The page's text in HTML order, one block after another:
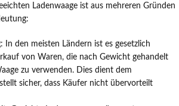
Ladenwaage ist aus mehreren Gründen
In den meisten Ländern ist es gesetzlich
von Waren, die nach Gewicht gehandelt
zu verwenden. Dies dient dem
sicher, dass Käufer nicht übervorteilt